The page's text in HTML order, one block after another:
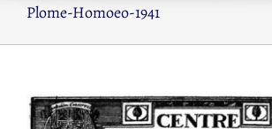
Plome-Homoeo-1941